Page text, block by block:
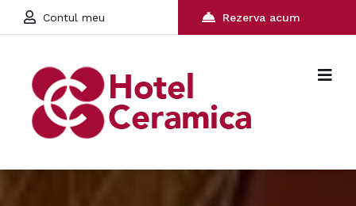
Contul meu Rezerva acum